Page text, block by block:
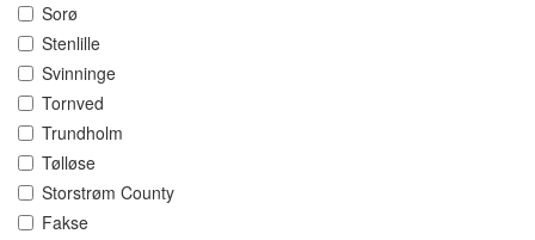
Sorø
Stenlille
Svinninge
Tornved
Trundholm
Tølløse
Storstrøm County
Fakse